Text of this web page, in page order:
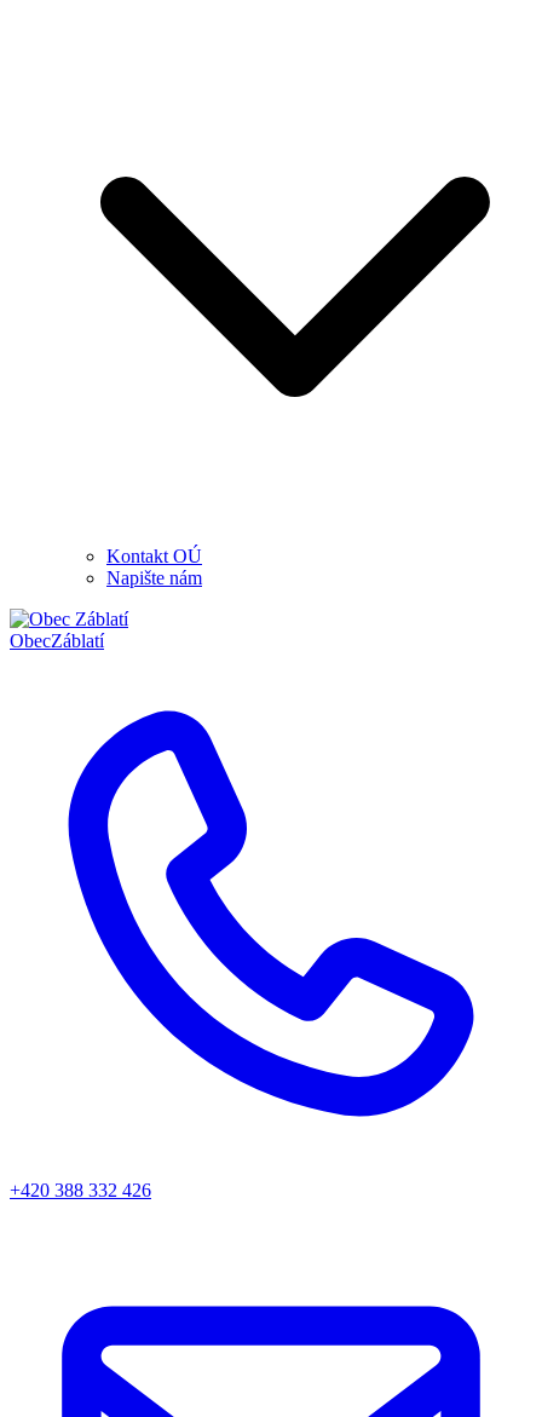
Kontakt OÚ
Napište nám
ObecZáblatí
+420 388 332 426